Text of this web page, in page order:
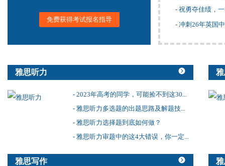
免费获得考试报名指导
- 祝勇夺佳绩，
- 冲刺26年英国
雅思听力
- 2023年高考的同学，可能捡不到这30...
- 雅思听力多选题的出题思路及解题技...
- 雅思听力选择题到底如何做？
- 雅思听力审题中的这4大错误，你一定...
雅思写作